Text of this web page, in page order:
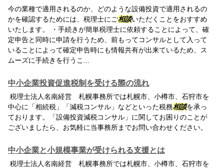
今の業種で適用されるのか、どのような設備投資で適用されるの
かを確認するためには、税理士にご相談いただくことをおすすめ
いたします。 ・手続きが簡単税理士に依頼することによって、確
定申告と同時に申請を行うため、前もってコンサルとして入って
いることによって確定申告時にも情報共有が出来ているため、ス
ムーズに手続きを行うこ...
中小企業投資促進税制を受ける際の流れ
税理士法人名南経営 札幌事務所では札幌市、小樽市、石狩市を
中心に「相続税」「減税コンサル」などといった税務相談を承っ
ております。「設備投資減税コンサル」に関してお困りのことが
ございましたら、お気軽に当事務所までお問い合わせください。
中小企業と小規模事業が受けられる支援とは
税理士法人名南経営 札幌事務所では札幌市、小樽市、石狩市を